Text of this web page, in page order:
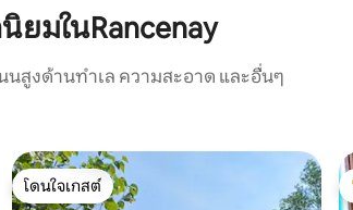
มในRancenay
สูงด้านทำเล ความสะอาด และอื่นๆ
โดนใจเกสต์
โดนใจเกสต์